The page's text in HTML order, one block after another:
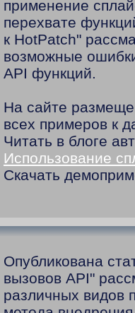
применение
перехвате
к HotPatch"
возможные
API функций.
На сайте
всех примеров к
Читать в блоге
Использование
Скачать
Опубликована
вызовов API"
различных видов